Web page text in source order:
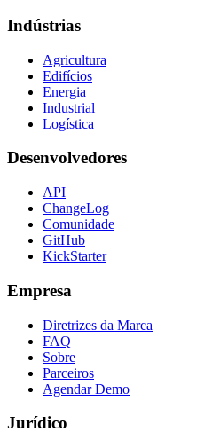
Indústrias
Agricultura
Edifícios
Energia
Industrial
Logística
Desenvolvedores
API
ChangeLog
Comunidade
GitHub
KickStarter
Empresa
Diretrizes da Marca
FAQ
Sobre
Parceiros
Agendar Demo
Jurídico